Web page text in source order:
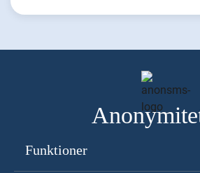
Funktioner